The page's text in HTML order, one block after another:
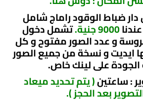
دار ضباط الوقود راماج شامل
9000 جنية. تشمل دخول
و عدد الصور مفتوح و كل
ايديت ونسخة من جميع الصور
الجودة على لينك خاص.
: ساعتين( يتم تحديد ميعاد
بعد الحجز ).